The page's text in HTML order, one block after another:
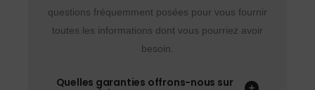
questions fréquemment posées pour vous fournir
toutes les informations dont vous pourriez avoir
besoin.
Quelles garanties offrons-nous sur